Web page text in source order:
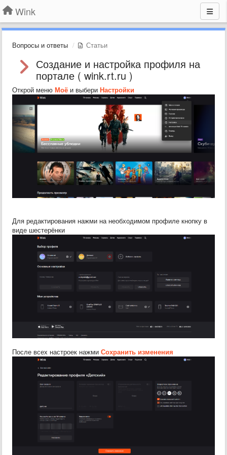
Wink
Вопросы и ответы Статьи
Создание и настройка профиля на
портале ( wink.rt.ru )
Открой меню Моё и выбери Настройки
Для редактирования нажми на необходимом профиле кнопку в
виде шестерёнки
После всех настроек нажми Сохранить изменения